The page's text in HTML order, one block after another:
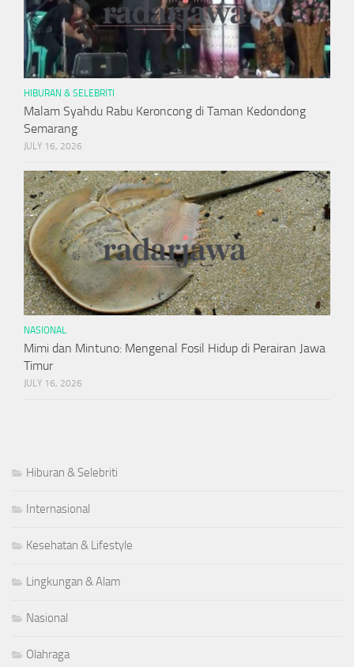
HIBURAN & SELEBRITI
Malam Syahdu Rabu Keroncong di Taman Kedondong
Semarang
JULY 16, 2026
NASIONAL
Mimi dan Mintuno: Mengenal Fosil Hidup di Perairan Jawa
Timur
JULY 16, 2026
Hiburan & Selebriti
Internasional
Kesehatan & Lifestyle
Lingkungan & Alam
Nasional
Olahraga